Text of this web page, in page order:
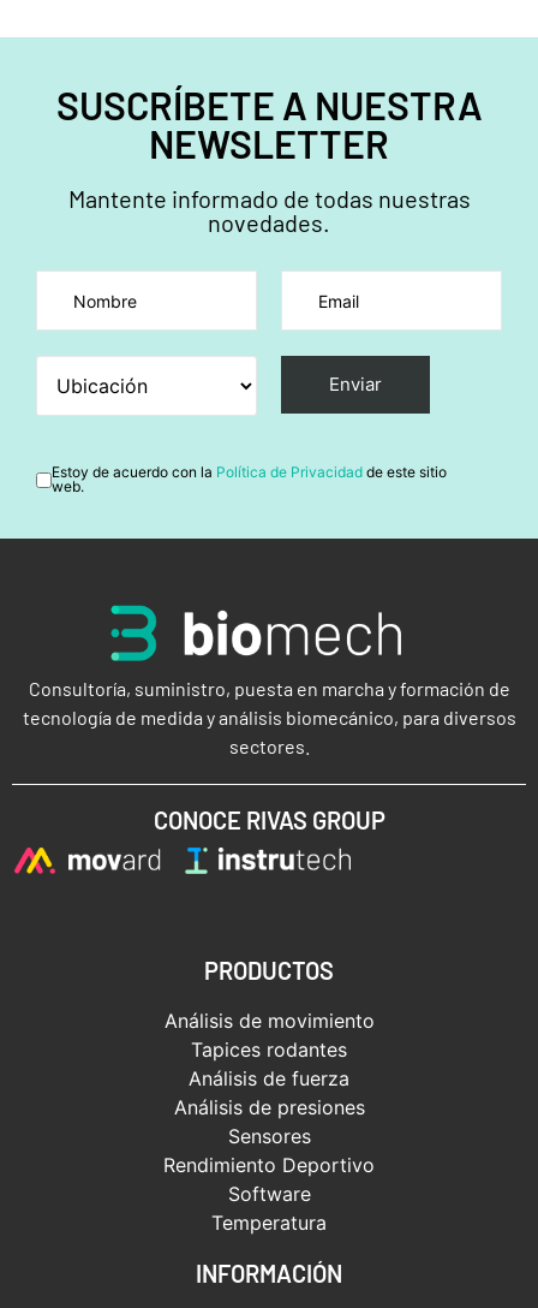
SUSCRÍBETE A NUESTRA
NEWSLETTER
Mantente informado de todas nuestras
novedades.
Por favor, deja este campo vacío.
Estoy de acuerdo con la Política de Privacidad de este sitio
web.
Consultoría, suministro, puesta en marcha y formación de
tecnología de medida y análisis biomecánico, para diversos
sectores.
CONOCE RIVAS GROUP
PRODUCTOS
Análisis de movimiento
Tapices rodantes
Análisis de fuerza
Análisis de presiones
Sensores
Rendimiento Deportivo
Software
Temperatura
INFORMACIÓN